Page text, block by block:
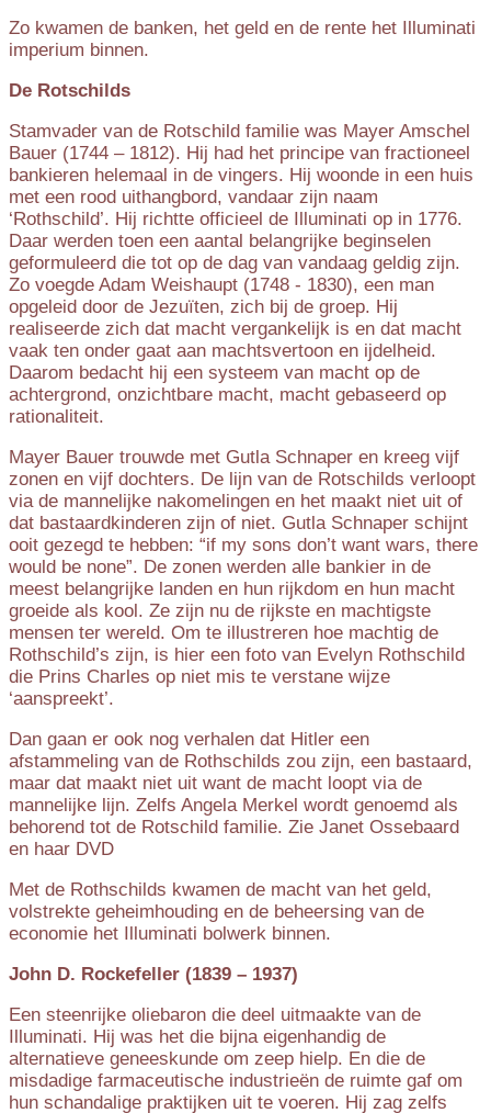
Zo kwamen de banken, het geld en de rente het Illuminati
imperium binnen.
De Rotschilds
Stamvader van de Rotschild familie was Mayer Amschel
Bauer (1744 – 1812). Hij had het principe van fractioneel
bankieren helemaal in de vingers. Hij woonde in een huis
met een rood uithangbord, vandaar zijn naam
‘Rothschild’. Hij richtte officieel de Illuminati op in 1776.
Daar werden toen een aantal belangrijke beginselen
geformuleerd die tot op de dag van vandaag geldig zijn.
Zo voegde Adam Weishaupt (1748 - 1830), een man
opgeleid door de Jezuïten, zich bij de groep. Hij
realiseerde zich dat macht vergankelijk is en dat macht
vaak ten onder gaat aan machtsvertoon en ijdelheid.
Daarom bedacht hij een systeem van macht op de
achtergrond, onzichtbare macht, macht gebaseerd op
rationaliteit.
Mayer Bauer trouwde met Gutla Schnaper en kreeg vijf
zonen en vijf dochters. De lijn van de Rotschilds verloopt
via de mannelijke nakomelingen en het maakt niet uit of
dat bastaardkinderen zijn of niet. Gutla Schnaper schijnt
ooit gezegd te hebben: “if my sons don’t want wars, there
would be none”. De zonen werden alle bankier in de
meest belangrijke landen en hun rijkdom en hun macht
groeide als kool. Ze zijn nu de rijkste en machtigste
mensen ter wereld. Om te illustreren hoe machtig de
Rothschild’s zijn, is hier een foto van Evelyn Rothschild
die Prins Charles op niet mis te verstane wijze
‘aanspreekt’.
Dan gaan er ook nog verhalen dat Hitler een
afstammeling van de Rothschilds zou zijn, een bastaard,
maar dat maakt niet uit want de macht loopt via de
mannelijke lijn. Zelfs Angela Merkel wordt genoemd als
behorend tot de Rotschild familie. Zie Janet Ossebaard
en haar DVD
Met de Rothschilds kwamen de macht van het geld,
volstrekte geheimhouding en de beheersing van de
economie het Illuminati bolwerk binnen.
John D. Rockefeller (1839 – 1937)
Een steenrijke oliebaron die deel uitmaakte van de
Illuminati. Hij was het die bijna eigenhandig de
alternatieve geneeskunde om zeep hielp. En die de
misdadige farmaceutische industrieën de ruimte gaf om
hun schandalige praktijken uit te voeren. Hij zag zelfs